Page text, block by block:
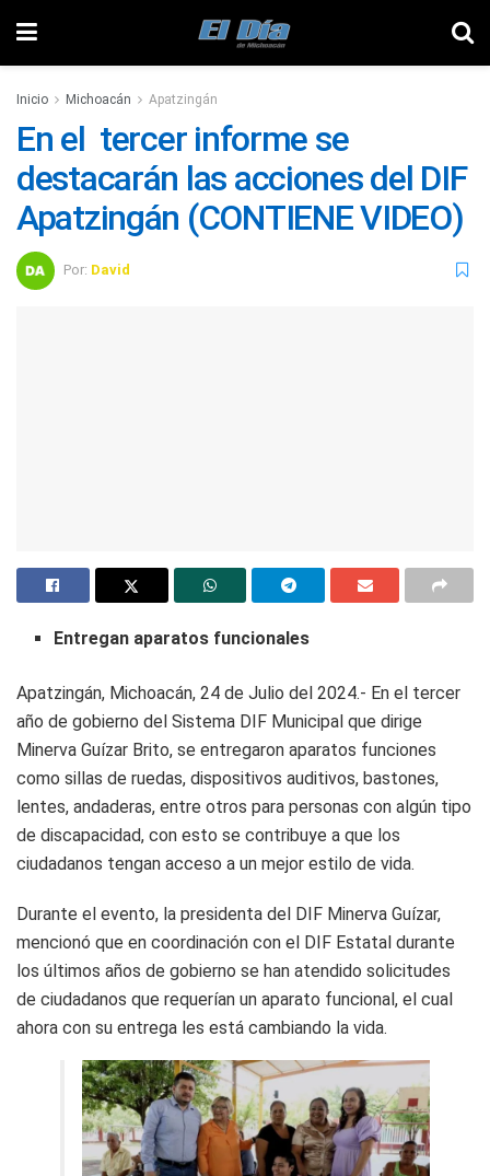
Inicio Michoacán Apatzingán
En el tercer informe se
destacarán las acciones del DIF
Apatzingán (CONTIENE VIDEO)
Por: David
Entregan aparatos funcionales
Apatzingán, Michoacán, 24 de Julio del 2024.- En el tercer
año de gobierno del Sistema DIF Municipal que dirige
Minerva Guízar Brito, se entregaron aparatos funciones
como sillas de ruedas, dispositivos auditivos, bastones,
lentes, andaderas, entre otros para personas con algún tipo
de discapacidad, con esto se contribuye a que los
ciudadanos tengan acceso a un mejor estilo de vida.
Durante el evento, la presidenta del DIF Minerva Guízar,
mencionó que en coordinación con el DIF Estatal durante
los últimos años de gobierno se han atendido solicitudes
de ciudadanos que requerían un aparato funcional, el cual
ahora con su entrega les está cambiando la vida.